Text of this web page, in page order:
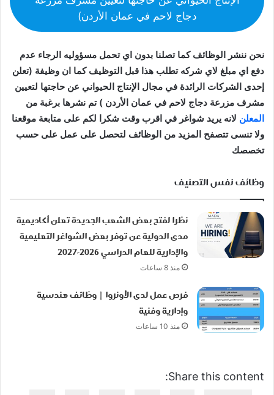
دجاج لاحم في عمان الأردن)
نحن ننشر الوظائف كما تصلنا بدون اي تحمل مسؤوليه الرجاء عدم
دفع اي مبلغ لاي شركه تطلب هذا قبل التوظيف كما ان وظيفة (تعلن
إحدى الشركات الرائدة في مجال الإنتاج الحيواني عن حاجتها لتعيين
مشرف مزرعة دجاج لاحم في عمان الأردن ) تم نشرها برغبة من
المعلن لانه يريد شواغر في اقرب وقت شكرا لكم على متابعة موقعنا
ولا تنسى تتصفح المزيد من الوظائف لتحصل على عمل على حسب
تخصصك
وظائف نفس التصنيف
نظرا لفتح بعض الشعب الجديدة تعلن أكاديمية
مدى الدولية عن توفر بعض الشواغر التعليمية
والإدارية للعام الدراسي 2026-2027
منذ 8 ساعات
فرص عمل لدى الأونروا | وظائف هندسية
وإدارية وفنية
منذ 10 ساعات
Share this content: